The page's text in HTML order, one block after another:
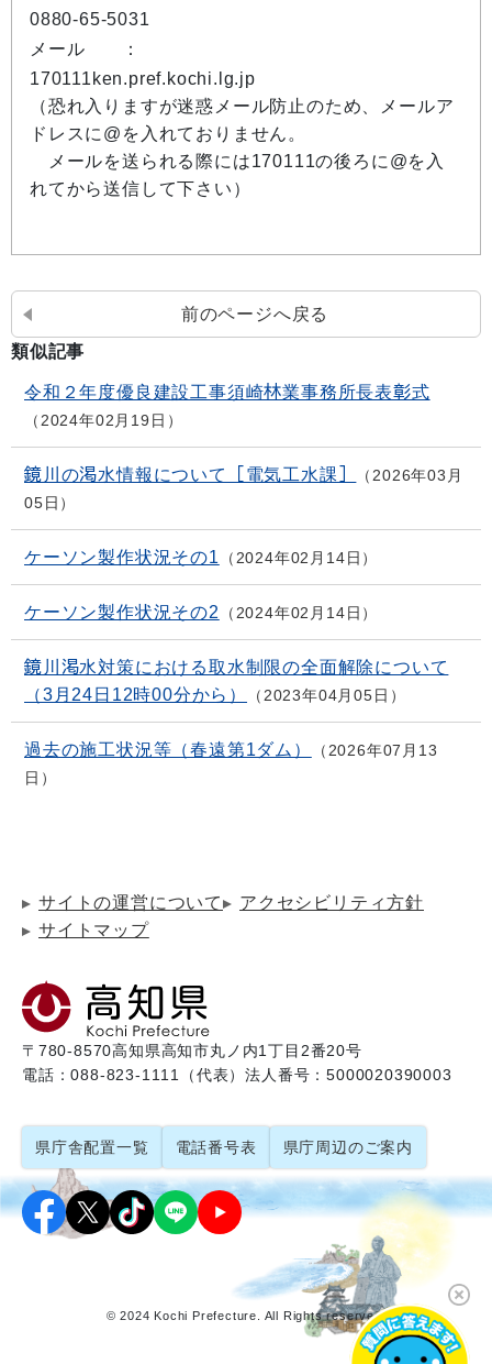
0880-65-5031
メール ：
170111ken.pref.kochi.lg.jp
（恐れ入りますが迷惑メール防止のため、メールア
ドレスに@を入れておりません。
メールを送られる際には170111の後ろに@を入
れてから送信して下さい）
前のページへ戻る
類似記事
令和２年度優良建設工事須崎林業事務所長表彰式
2024年02月19日
鏡川の渇水情報について［電気工水課］
2026年03月
05日
ケーソン製作状況その1 2024年02月14日
ケーソン製作状況その2 2024年02月14日
鏡川渇水対策における取水制限の全面解除について
（3月24日12時00分から）
2023年04月05日
過去の施工状況等（春遠第1ダム）
2026年07月13
日
サイトの運営について
アクセシビリティ方針
サイトマップ
〒780-8570高知県高知市丸ノ内1丁目2番20号
電話：088-823-1111（代表）法人番号：5000020390003
県庁舎配置一覧 電話番号表 県庁周辺のご案内
© 2024 Kochi Prefecture. All Rights reserved.